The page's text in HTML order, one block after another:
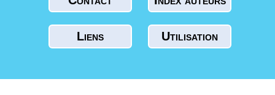
Liens Utilisation